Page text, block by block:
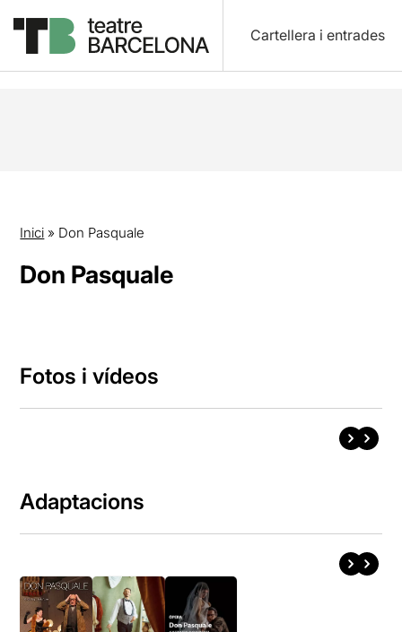
Cartellera i entrades
Inici » Don Pasquale
Don Pasquale
Fotos i vídeos
Adaptacions